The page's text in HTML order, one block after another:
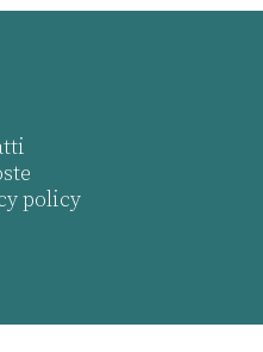
policy